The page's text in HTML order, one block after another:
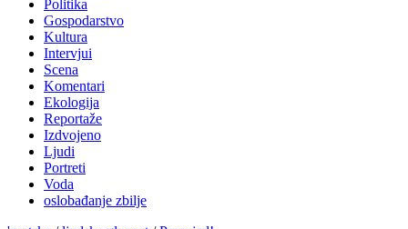
Politika
Gospodarstvo
Kultura
Intervjui
Scena
Komentari
Ekologija
Reportaže
Izdvojeno
Ljudi
Portreti
Voda
oslobađanje zbilje